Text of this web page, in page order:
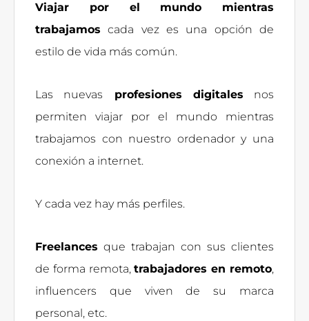
Viajar por el mundo mientras
trabajamos cada vez es una opción de
estilo de vida más común.
Las nuevas profesiones digitales nos
permiten viajar por el mundo mientras
trabajamos con nuestro ordenador y una
conexión a internet.
Y cada vez hay más perfiles.
Freelances que trabajan con sus clientes
de forma remota,trabajadores en remoto,
influencers que viven de su marca
personal, etc.